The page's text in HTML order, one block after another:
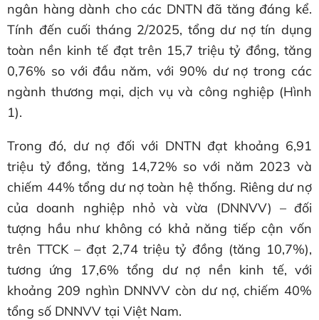
ngân hàng dành cho các DNTN đã tăng đáng kể.
Tính đến cuối tháng 2/2025, tổng dư nợ tín dụng
toàn nền kinh tế đạt trên 15,7 triệu tỷ đồng, tăng
0,76% so với đầu năm, với 90% dư nợ trong các
ngành thương mại, dịch vụ và công nghiệp (Hình
1).
Trong đó, dư nợ đối với DNTN đạt khoảng 6,91
triệu tỷ đồng, tăng 14,72% so với năm 2023 và
chiếm 44% tổng dư nợ toàn hệ thống. Riêng dư nợ
của doanh nghiệp nhỏ và vừa (DNNVV) – đối
tượng hầu như không có khả năng tiếp cận vốn
trên TTCK – đạt 2,74 triệu tỷ đồng (tăng 10,7%),
tương ứng 17,6% tổng dư nợ nền kinh tế, với
khoảng 209 nghìn DNNVV còn dư nợ, chiếm 40%
tổng số DNNVV tại Việt Nam.